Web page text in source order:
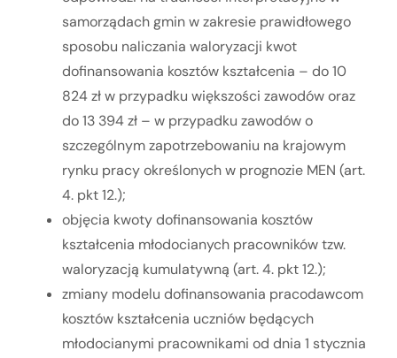
samorządach gmin w zakresie prawidłowego
sposobu naliczania waloryzacji kwot
dofinansowania kosztów kształcenia – do 10
824 zł w przypadku większości zawodów oraz
do 13 394 zł – w przypadku zawodów o
szczególnym zapotrzebowaniu na krajowym
rynku pracy określonych w prognozie MEN (art.
4. pkt 12.);
objęcia kwoty dofinansowania kosztów
kształcenia młodocianych pracowników tzw.
waloryzacją kumulatywną (art. 4. pkt 12.);
zmiany modelu dofinansowania pracodawcom
kosztów kształcenia uczniów będących
młodocianymi pracownikami od dnia 1 stycznia